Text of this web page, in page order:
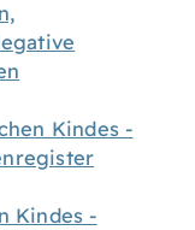
Kindes -
Kindes -